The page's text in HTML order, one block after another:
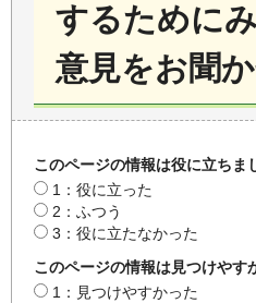
するために
意見をお聞
このページの情報は役に立ちま
1：役に立った
2：ふつう
3：役に立たなかった
このページの情報は見つけやす
1：見つけやすかった